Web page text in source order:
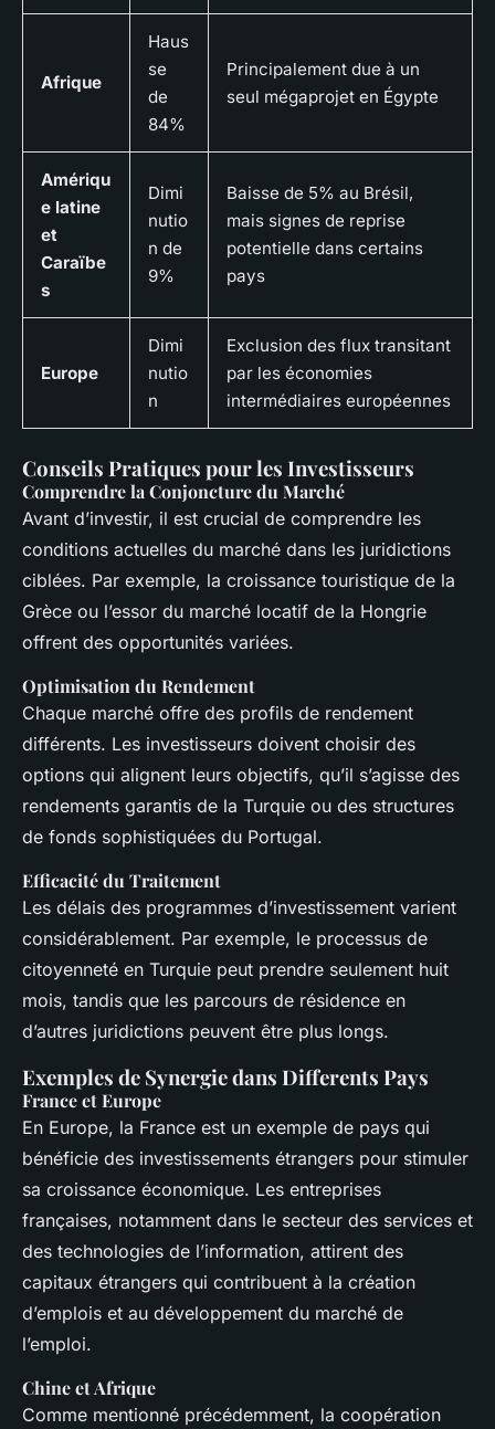
Afrique
Haus
se
de
84%
Principalement due à un
seul mégaprojet en Égypte
Amériqu
e latine
et
Caraïbe
s
Dimi
nutio
n de
9%
Baisse de 5% au Brésil,
mais signes de reprise
potentielle dans certains
pays
Europe
Dimi
nutio
n
Exclusion des flux transitant
par les économies
intermédiaires européennes
Conseils Pratiques pour les Investisseurs
Comprendre la Conjoncture du Marché
Avant d’investir, il est crucial de comprendre les
conditions actuelles du marché dans les juridictions
ciblées. Par exemple, la croissance touristique de la
Grèce ou l’essor du marché locatif de la Hongrie
offrent des opportunités variées.
Optimisation du Rendement
Chaque marché offre des profils de rendement
différents. Les investisseurs doivent choisir des
options qui alignent leurs objectifs, qu’il s’agisse des
rendements garantis de la Turquie ou des structures
de fonds sophistiquées du Portugal.
Efficacité du Traitement
Les délais des programmes d’investissement varient
considérablement. Par exemple, le processus de
citoyenneté en Turquie peut prendre seulement huit
mois, tandis que les parcours de résidence en
d’autres juridictions peuvent être plus longs.
Exemples de Synergie dans Differents Pays
France et Europe
En Europe, la France est un exemple de pays qui
bénéficie des investissements étrangers pour stimuler
sa croissance économique. Les entreprises
françaises, notamment dans le secteur des services et
des technologies de l’information, attirent des
capitaux étrangers qui contribuent à la création
d’emplois et au développement du marché de
l’emploi.
Chine et Afrique
Comme mentionné précédemment, la coopération